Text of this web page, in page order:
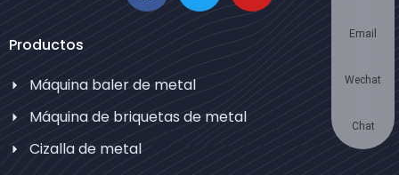
Productos
Máquina baler de metal
Máquina de briquetas de metal
Cizalla de metal
Swahili
Email
Wechat
Chat